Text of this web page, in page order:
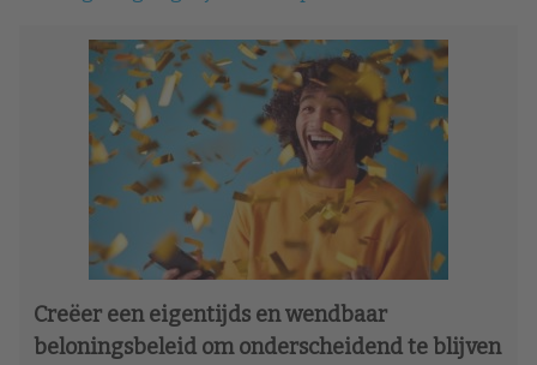
Creëer een eigentijds en wendbaar
beloningsbeleid om onderscheidend te blijven